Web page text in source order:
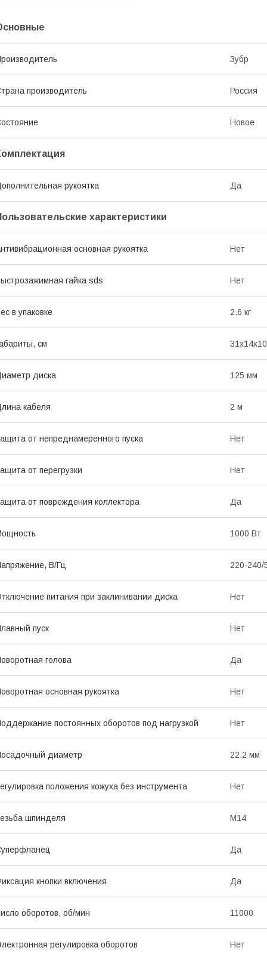
Зубр
производитель Россия
Новое
рукоятка Да
характеристики
основная рукоятка Нет
гайка sds Нет
в упаковке 2.6 кг
см
диска 125 мм
кабеля 2 м
от непреднамеренного пуска Нет
от перегрузки Нет
от повреждения коллектора Да
1000 Вт
В/Гц 220-240/
питания при заклинивании диска Нет
пуск Нет
голова Да
основная рукоятка Нет
постоянных оборотов под нагрузкой Нет
диаметр 22.2 мм
положения кожуха без инструмента Нет
шпинделя М14
Да
кнопки включения Да
оборотов, об/мин 11000
регулировка оборотов Нет